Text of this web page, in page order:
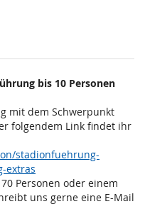
bis 10 Personen
mit dem Schwerpunkt
folgendem Link findet ihr
stadionfuehrung-
extras
Personen oder einem
uns gerne eine E-Mail